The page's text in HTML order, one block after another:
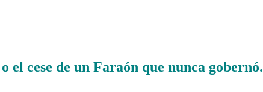
el cese de un Faraón que nunca gobernó.